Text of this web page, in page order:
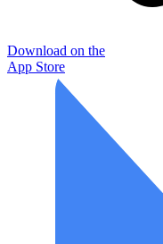
Download on the
App Store